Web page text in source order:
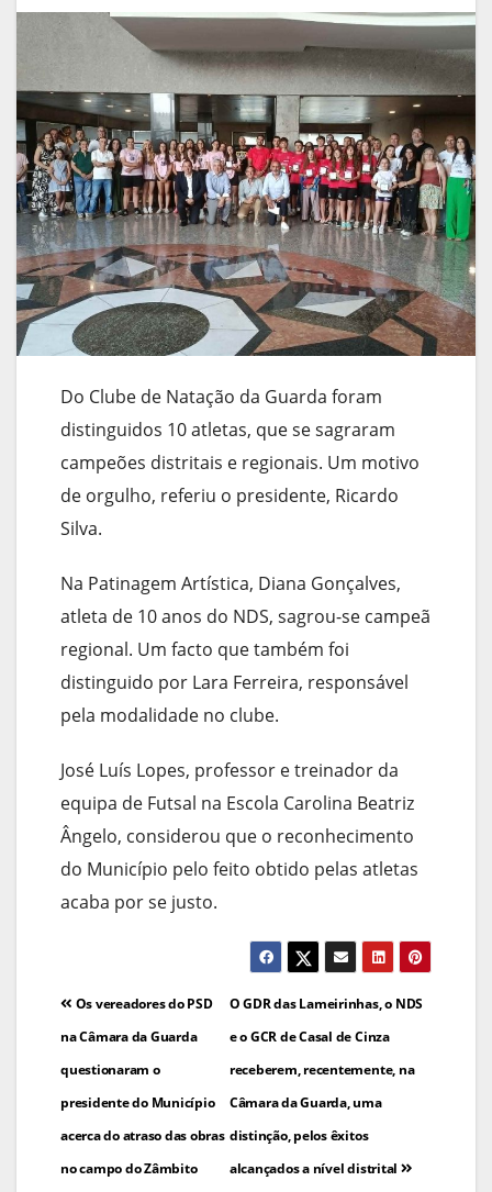
Do Clube de Natação da Guarda foram
distinguidos 10 atletas, que se sagraram
campeões distritais e regionais. Um motivo
de orgulho, referiu o presidente, Ricardo
Silva.
Na Patinagem Artística, Diana Gonçalves,
atleta de 10 anos do NDS, sagrou-se campeã
regional. Um facto que também foi
distinguido por Lara Ferreira, responsável
pela modalidade no clube.
José Luís Lopes, professor e treinador da
equipa de Futsal na Escola Carolina Beatriz
Ângelo, considerou que o reconhecimento
do Município pelo feito obtido pelas atletas
acaba por se justo.
Navegação
de
artigos
O GDR das Lameirinhas, o NDS
e o GCR de Casal de Cinza
receberem, recentemente, na
Câmara da Guarda, uma
distinção, pelos êxitos
alcançados a nível distrital
Os vereadores do PSD
na Câmara da Guarda
questionaram o
presidente do Município
acerca do atraso das obras
no campo do Zâmbito